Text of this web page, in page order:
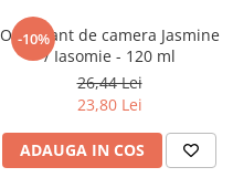
-10%
Odorizant de camera Jasmine
/ Iasomie - 120 ml
26,44 Lei
23,80 Lei
ADAUGA IN COS